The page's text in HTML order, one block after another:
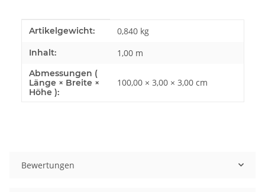
Produkteigenschaft
Wert
Artikelgewicht: 0,840 kg
Inhalt: 1,00 m
Abmessungen (
Länge × Breite ×
Höhe ):
100,00 × 3,00 × 3,00 cm
Bewertungen